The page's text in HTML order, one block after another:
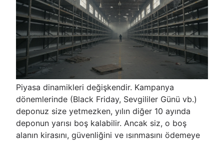
Piyasa dinamikleri değişkendir. Kampanya
dönemlerinde (Black Friday, Sevgililer Günü vb.)
deponuz size yetmezken, yılın diğer 10 ayında
deponun yarısı boş kalabilir. Ancak siz, o boş
alanın kirasını, güvenliğini ve ısınmasını ödemeye